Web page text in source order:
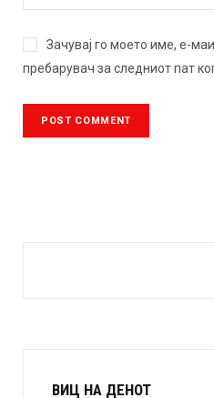
Зачувај го моето име, е-
пребарувач за следниот пат
ВИЦ НА ДЕНОТ